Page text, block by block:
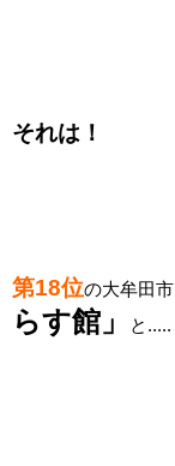
それは！
第18位の大牟田
らす館 」 と.....